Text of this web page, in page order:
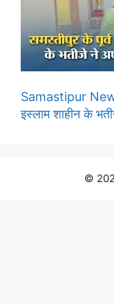
Samastipur
इस्लाम शाहीन के
©